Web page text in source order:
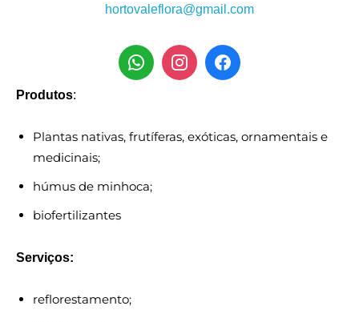
hortovaleflora@gmail.com
Produtos:
Plantas nativas, frutíferas, exóticas, ornamentais e
medicinais;
húmus de minhoca;
biofertilizantes
Serviços:
reflorestamento;